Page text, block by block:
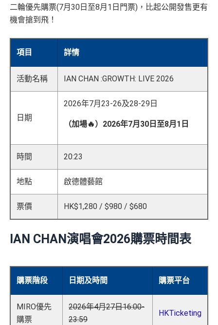
二輪優先購票(7月30日至8月1日門票)，比起公開發售更有
機會搶到飛！
項目 詳情
活動名稱 IAN CHAN :GROWTH: LIVE 2026
日期
2026年7月23-26及28-29日
（加場🔥）2026年7月30日至8月1日
時間 20:23
地點 啟德體藝館
票價 HK$1,280 / $980 / $680
IAN CHAN演唱會2026購票時間表
購票階段 日期及時間 購票平台
MIRO優先
購票
2026年4月27日16:00-
23:59
HKTicketing